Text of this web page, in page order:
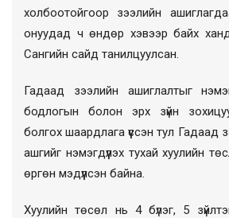
холбоотойгоор зээлийн
онуудад ч өндөр хэвээр байх
Сангийн сайд танилцуулсан.
Гадаад зээлийн ашиглалтыг
бодлогын болон эрх зүйн
болгох шаардлага үүссэн тул Гадаад
ашгийг нэмэгдүүлэх тухай хуулийн
өргөн мэдүүлсэн байна.
Хуулийн төсөл нь 4 бүлэг, 5